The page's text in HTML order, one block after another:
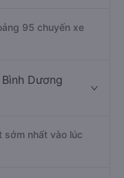
95 chuyến xe
Dương
sớm nhất vào lúc